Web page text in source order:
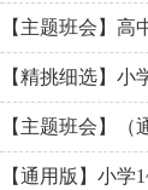
【主题班会】高
【精挑细选】小
【主题班会】（
【通用版】小学